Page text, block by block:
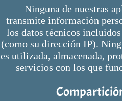
Ninguna de nuestras
transmite información
los datos técnicos
(como su dirección IP).
es utilizada, almacenada,
servicios con los que